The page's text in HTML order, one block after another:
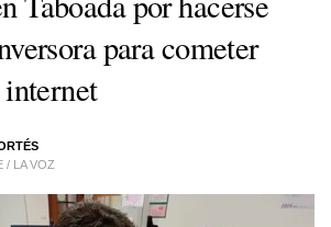
para cometer
internet
/ LA VOZ